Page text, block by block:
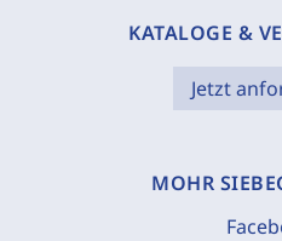
KATALOGE &
Jetzt
MOHR